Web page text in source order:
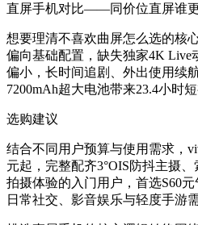
直屏手机对比——同价位直屏谁
想要理清不喜欢曲屏怎么选的核
偏向基础配置，缺失独家4K Live
偏小，长时间追剧、外出使用续
7200mAh超大电池带来23.4小时
选购建议
结合不同用户预算与使用需求，
元起，完整配齐3°OIS防抖主摄
拍摄体验的入门用户，首选S60
日常社交、影音娱乐与轻度手游